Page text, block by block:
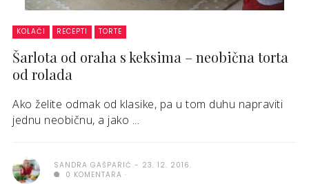
KOLAČI RECEPTI TORTE
Šarlota od oraha s keksima – neobična torta
od rolada
Ako želite odmak od klasike, pa u tom duhu napraviti
jednu neobičnu, a jako ...
SANDRA GAŠPARIĆ
23. 12. 2016.
0 KOMENTARA